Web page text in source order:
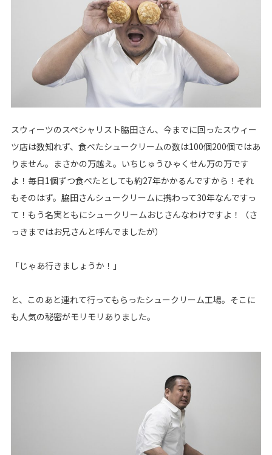
スウィーツのスペシャリスト脇田さん、今までに回ったスウィー
ツ店は数知れず、食べたシュークリームの数は100個200個ではあ
りません。まさかの万越え。いちじゅうひゃくせん万の万です
よ！毎日1個ずつ食べたとしても約27年かかるんですから！それ
もそのはず。脇田さんシュークリームに携わって30年なんですっ
て！もう名実ともにシュークリームおじさんなわけですよ！（さ
っきまではお兄さんと呼んでましたが）
「じゃあ行きましょうか！」
と、このあと連れて行ってもらったシュークリーム工場。そこに
も人気の秘密がモリモリありました。